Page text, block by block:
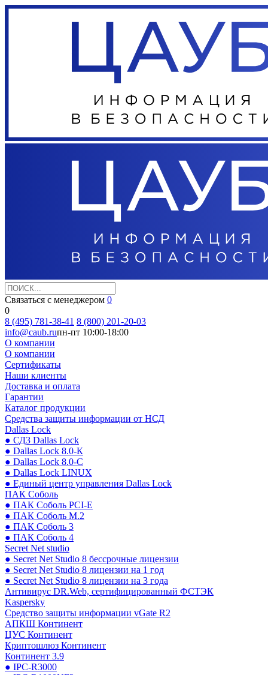
Связаться с менеджером 0
0
8 (495) 781-38-41 8 (800) 201-20-03
info@caub.ruпн-пт 10:00-18:00
О компании
О компании
Сертификаты
Наши клиенты
Доставка и оплата
Гарантии
Каталог продукции
Средства защиты информации от НСД
Dallas Lock
● СДЗ Dallas Lock
● Dallas Lock 8.0-К
● Dallas Lock 8.0-С
● Dallas Lock LINUX
● Единый центр управления Dallas Lock
ПАК Соболь
● ПАК Соболь PCI-E
● ПАК Соболь М.2
● ПАК Соболь 3
● ПАК Соболь 4
Secret Net studio
● Secret Net Studio 8 бессрочные лицензии
● Secret Net Studio 8 лицензии на 1 год
● Secret Net Studio 8 лицензии на 3 года
Антивирус DR.Web, сертифицированный ФСТЭК
Kaspersky
Средство защиты информации vGate R2
АПКШ Континент
ЦУС Континент
Криптошлюз Континент
Континент 3.9
● IPC-R3000